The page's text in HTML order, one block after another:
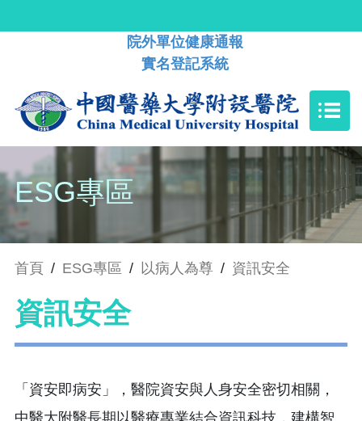
院外單位健康通報
實名登記系統
ESG專區
首頁 / ESG專區 / 以病人為尊 / 資訊安全
資訊安全
「資安即病安」，醫院資安與人身安全密切相關，